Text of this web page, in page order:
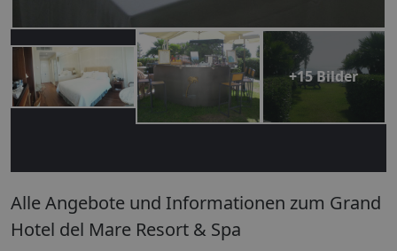
+15 Bilder
Alle Angebote und Informationen zum Grand
Hotel del Mare Resort & Spa